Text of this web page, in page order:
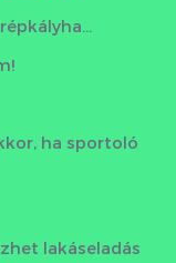
ha sportoló
lakáseladás